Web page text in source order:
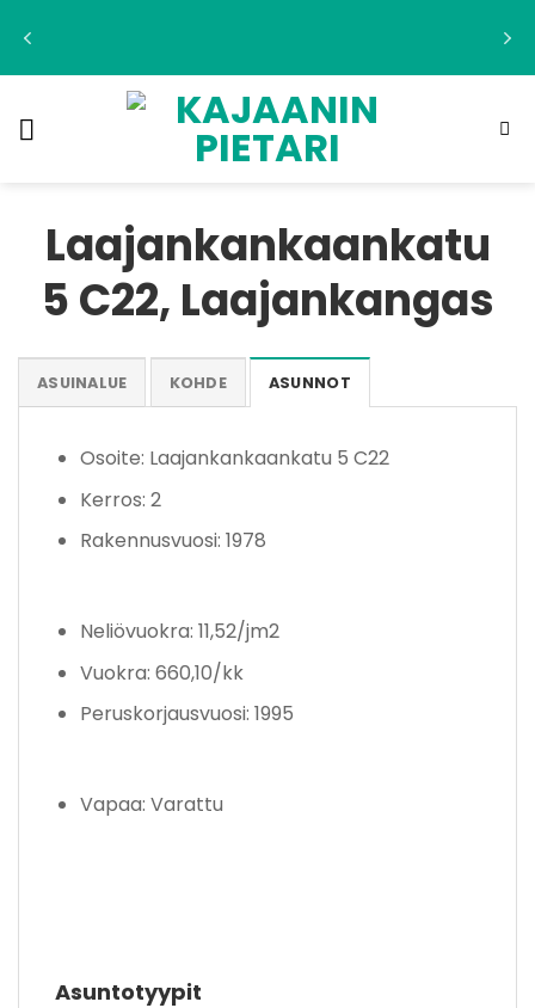
content
Laajankankaankatu
5 C22, Laajankangas
ASUINALUE KOHDE ASUNNOT
Asuntotyypit
Osoite: Laajankankaankatu 5 C22
Kerros: 2
Rakennusvuosi: 1978
Neliövuokra: 11,52/jm2
Vuokra: 660,10/kk
Peruskorjausvuosi: 1995
Vapaa: Varattu